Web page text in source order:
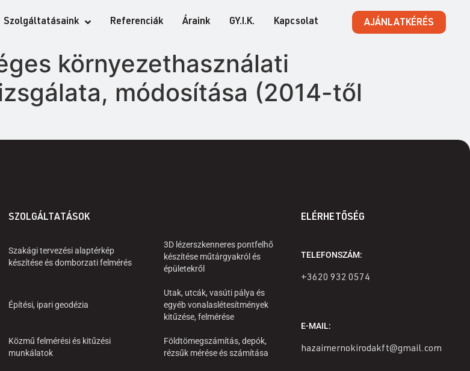
Szolgáltatásaink Referenciák Áraink GY.I.K. Kapcsolat AJÁNLATKÉRÉS
környezethasználati
módosítása (2014-től
SZOLGÁLTATÁSOK
Szakági tervezési alaptérkép
készítése és domborzati felmérés
3D lézerszkenneres pontfelhő
készítése műtárgyakról és
épületekről
Építési, ipari geodézia
Utak, utcák, vasúti pálya és
egyéb vonalaslétesítmények
kitűzése, felmérése
Közmű felmérési és kitűzési
munkálatok
Földtömegszámítás, depók,
rézsűk mérése és számítása
ELÉRHETŐSÉG
TELEFONSZÁM:
+3620 932 0574
E-MAIL:
hazaimernokirodakft@gmail.com